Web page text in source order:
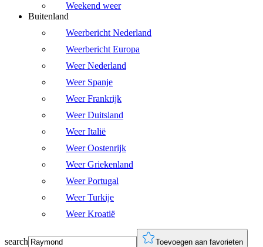
Weekend weer
Buitenland
Weerbericht Nederland
Weerbericht Europa
Weer Nederland
Weer Spanje
Weer Frankrijk
Weer Duitsland
Weer Italië
Weer Oostenrijk
Weer Griekenland
Weer Portugal
Weer Turkije
Weer Kroatië
search Toevoegen aan favorieten